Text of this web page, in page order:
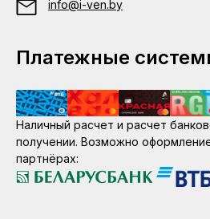
info@i-ven.by
Платежные
Наличный расчет и расчет
получении. Возможно
партнёрах: